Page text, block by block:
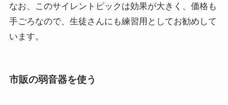
なお、このサイレントピックは効果が大きく、価格も
手ごろなので、生徒さんにも練習用としてお勧めして
います。
市販の弱音器を使う